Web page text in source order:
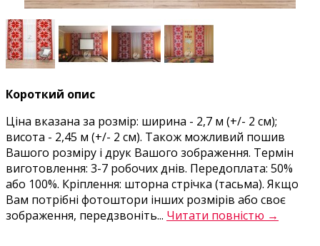
Короткий опис
Ціна вказана за розмір: ширина - 2,7 м (+/- 2 см);
висота - 2,45 м (+/- 2 см). Також можливий пошив
Вашого розміру і друк Вашого зображення. Термін
виготовлення: 3-7 робочих днів. Передоплата: 50%
або 100%. Кріплення: шторна стрічка (тасьма). Якщо
Вам потрібні фотоштори інших розмірів або своє
зображення, передзвоніть... Читати повністю →